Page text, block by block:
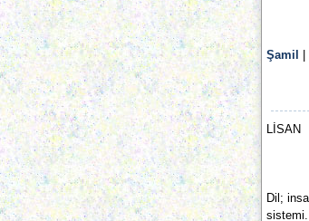
Şamil
LİSAN
Dil;
sistemi.